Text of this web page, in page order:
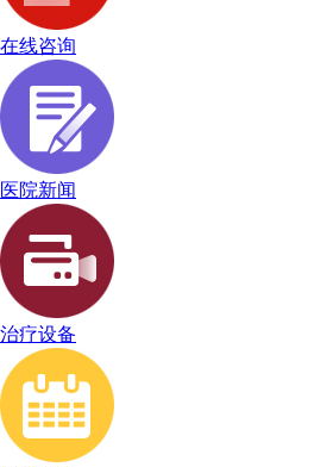
在线咨询
医院新闻
治疗设备